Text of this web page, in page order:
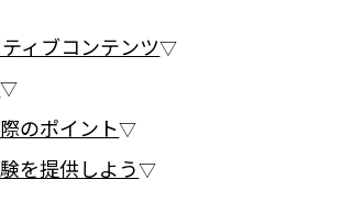
ィブコンテンツ
のポイント
を提供しよう